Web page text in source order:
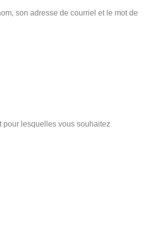
son adresse de courriel et le mot de
pour lesquelles vous souhaitez